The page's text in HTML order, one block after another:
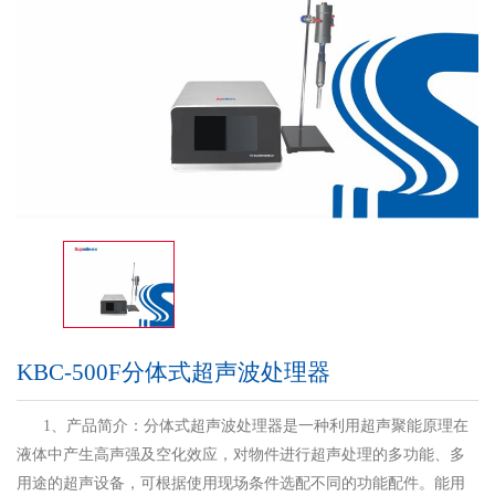
KBC-500F分体式超声波处理器
1、产品简介：分体式超声波处理器是一种利用超声聚能原理在
液体中产生高声强及空化效应，对物件进行超声处理的多功能、多
用途的超声设备，可根据使用现场条件选配不同的功能配件。能用